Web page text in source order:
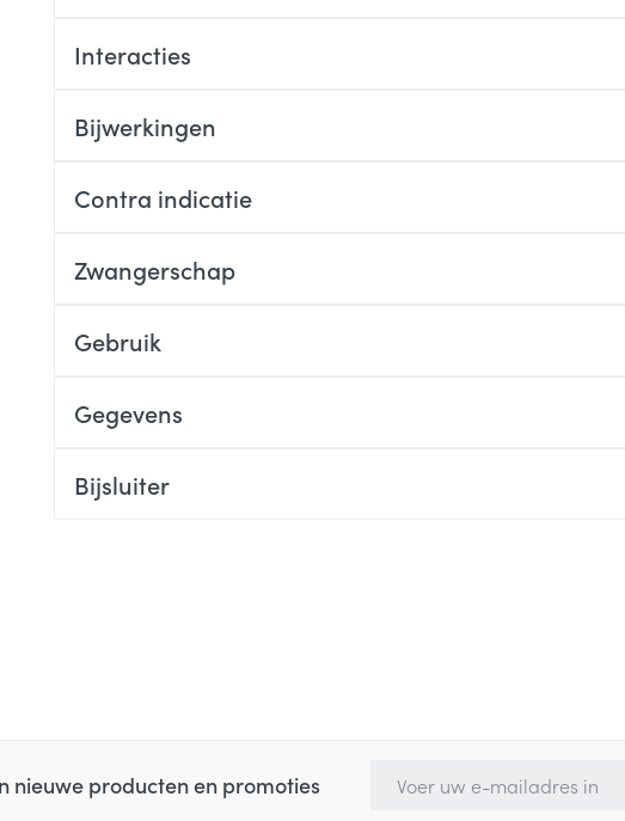
Interacties
Bijwerkingen
Contra indicatie
Zwangerschap
Gebruik
Gegevens
Bijsluiter
nieuwe producten en promoties